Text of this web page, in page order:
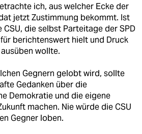
ich, aus welcher Ecke der
jetzt Zustimmung bekommt. Ist
CSU, die selbst Parteitage der SPD
berichtenswert hielt und Druck
wollte.
Gegnern gelobt wird, sollte
Gedanken über die
Demokratie und die eigene
machen. Nie würde die CSU
Gegner loben.